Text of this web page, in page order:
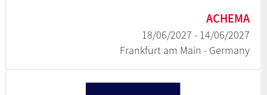
ACHEMA
14/06/2027 - 18/06/2027
Frankfurt am Main - Germany